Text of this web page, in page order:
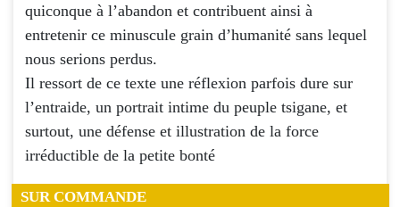
quiconque à l’abandon et contribuent ainsi à
entretenir ce minuscule grain d’humanité sans lequel
nous serions perdus.
Il ressort de ce texte une réflexion parfois dure sur
l’entraide, un portrait intime du peuple tsigane, et
surtout, une défense et illustration de la force
irréductible de la petite bonté
SUR COMMANDE